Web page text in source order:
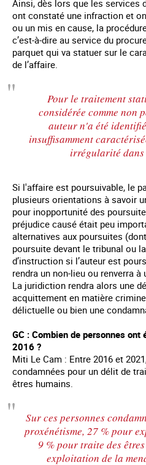
Ainsi, dès lors que les services
ont constaté une infraction et
ou un mis en cause, la
c’est-à-dire au service du
parquet qui va statuer sur le
de l’affaire.
Pour le traitement
considérée comme non
auteur n'a été
insuffisamment
irrégularité
Si l'affaire est poursuivable, le
plusieurs orientations à savoir
pour inopportunité des
préjudice causé était peu
alternatives aux poursuites
poursuite devant le tribunal ou
d’instruction si l’auteur est
rendra un non-lieu ou renverra
La juridiction rendra alors une
acquittement en matière
délictuelle ou bien une
GC : Combien de personnes ont
2016 ?
Miti Le Cam : Entre 2016 et
condamnées pour un délit de
êtres humains.
Sur ces personnes
proxénétisme, 27 % pour
9 % pour traite des
exploitation de la